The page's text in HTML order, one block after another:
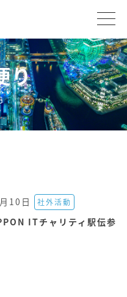
り
10日 社外活動
ITチャリティ駅伝参